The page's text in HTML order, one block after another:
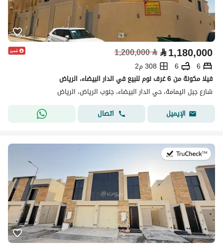
⃁1,180,000
⃁
1,200,000
6
6
308 م2
فيلا مكونة من 6 غرف نوم للبيع في الدار البيضاء، الرياض
شارع جبل اليمامة، حي الدار البيضاء، جنوب الرياض، الرياض
الإيميل
اتصال